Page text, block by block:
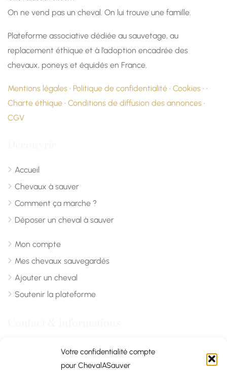
Votre confidentialité compte
pour ChevalASauver
On ne vend pas un cheval. On lui trouve une famille.
Plateforme associative dédiée au sauvetage, au
replacement éthique et à l’adoption encadrée des
chevaux, poneys et équidés en France.
Mentions légales · Politique de confidentialité · Cookies · ·
Charte éthique · Conditions de diffusion des annonces ·
CGV
Accueil
Chevaux à sauver
Comment ça marche ?
Déposer un cheval à sauver
Mon compte
Mes chevaux sauvegardés
Ajouter un cheval
Soutenir la plateforme
Chevalasauver.com